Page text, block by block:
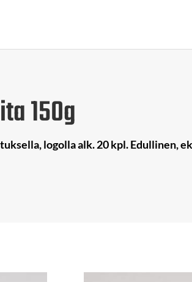
150g
logolla alk. 20 kpl. Edullinen,